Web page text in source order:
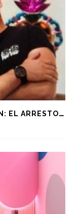
L
A SOMBRA DE LA DISCRIMINACIÓN: EL ARRESTO DE MANUEL GUERRERO AVIÑA EN QATAR